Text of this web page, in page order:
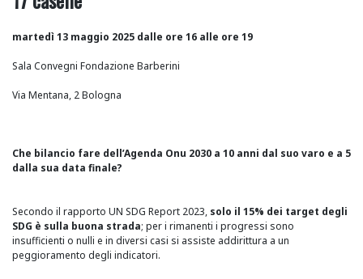
martedì 13 maggio 2025 dalle ore 16 alle ore 19
Sala Convegni Fondazione Barberini
Via Mentana, 2 Bologna
Che bilancio fare dell’Agenda Onu 2030 a 10 anni dal suo varo e a 5
dalla sua data finale?
Secondo il rapporto UN SDG Report 2023, solo il 15% dei target degli
SDG è sulla buona strada; per i rimanenti i progressi sono
insufficienti o nulli e in diversi casi si assiste addirittura a un
peggioramento degli indicatori.